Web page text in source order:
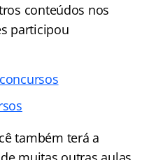
conteúdos nos
participou
também terá a